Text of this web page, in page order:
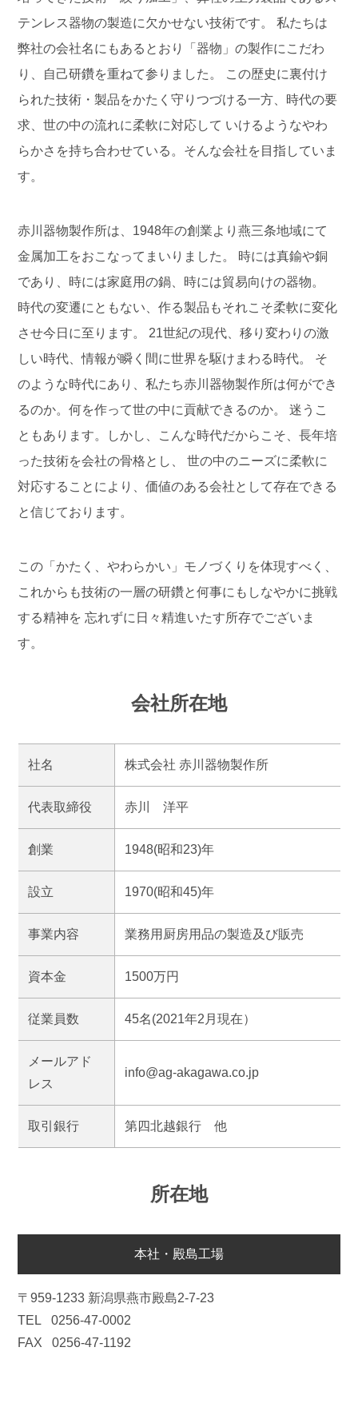
テンレス器物の製造に欠かせない技術です。
私たちは
弊社の会社名にもあるとおり「器物」の製作にこだわ
り、自己研鑽を重ねて参りました。
この歴史に裏付け
られた技術・製品をかたく守りつづける一方、時代の要
求、世の中の流れに柔軟に対応して いけるようなやわ
らかさを持ち合わせている。そんな会社を目指していま
す。
赤川器物製作所は、1948年の創業より燕三条地域にて
金属加工をおこなってまいりました。
時には真鍮や銅
であり、時には家庭用の鍋、時には貿易向けの器物。
時代の変遷にともない、作る製品もそれこそ柔軟に変化
させ今日に至ります。
21世紀の現代、移り変わりの激
しい時代、情報が瞬く間に世界を駆けまわる時代。
そ
のような時代にあり、私たち赤川器物製作所は何ができ
るのか。何を作って世の中に貢献できるのか。
迷うこ
ともあります。しかし、こんな時代だからこそ、長年培
った技術を会社の骨格とし、
世の中のニーズに柔軟に
対応することにより、価値のある会社として存在できる
と信じております。
この「かたく、やわらかい」モノづくりを体現すべく、
これからも技術の一層の研鑽と何事にもしなやかに挑戦
する精神を 忘れずに日々精進いたす所存でございま
す。
会社所在地
社名 株式会社 赤川器物製作所
代表取締役 赤川 洋平
創業 1948(昭和23)年
設立 1970(昭和45)年
事業内容 業務用厨房用品の製造及び販売
資本金 1500万円
従業員数 45名(2021年2月現在）
メールアド
レス
info@ag-akagawa.co.jp
取引銀行 第四北越銀行 他
所在地
本社・殿島工場
〒959-1233 新潟県燕市殿島2-7-23
TEL
0256-47-0002
FAX
0256-47-1192